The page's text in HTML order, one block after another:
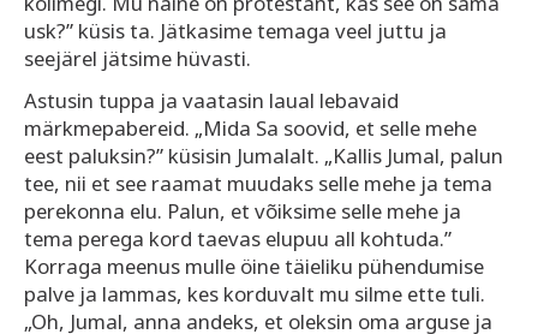
usk?” küsis ta. Jätkasime temaga veel juttu ja
seejärel jätsime hüvasti.
Astusin tuppa ja vaatasin laual lebavaid
märkmepabereid. „Mida Sa soovid, et selle mehe
eest paluksin?” küsisin Jumalalt. „Kallis Jumal, palun
tee, nii et see raamat muudaks selle mehe ja tema
perekonna elu. Palun, et võiksime selle mehe ja
tema perega kord taevas elupuu all kohtuda.”
Korraga meenus mulle öine täieliku pühendumise
palve ja lammas, kes korduvalt mu silme ette tuli.
„Oh, Jumal, anna andeks, et oleksin oma arguse ja